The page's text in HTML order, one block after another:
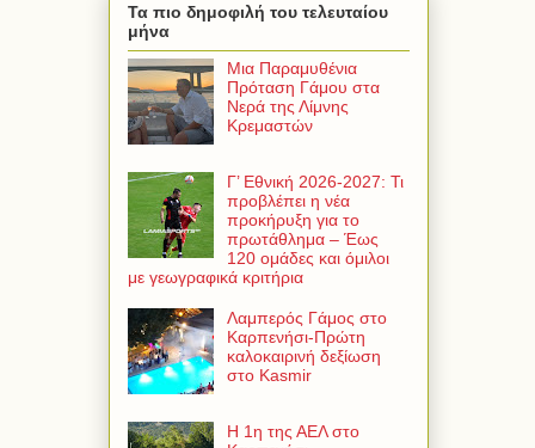
Τα πιο δημοφιλή του τελευταίου
μήνα
Μια Παραμυθένια
Πρόταση Γάμου στα
Νερά της Λίμνης
Κρεμαστών
Γ’ Εθνική 2026-2027: Τι
προβλέπει η νέα
προκήρυξη για το
πρωτάθλημα – Έως
120 ομάδες και όμιλοι
με γεωγραφικά κριτήρια
Λαμπερός Γάμος στο
Καρπενήσι-Πρώτη
καλοκαιρινή δεξίωση
στο Kasmir
Η 1η της ΑΕΛ στο